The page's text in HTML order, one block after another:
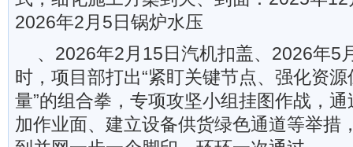
2026年2月5日锅炉水压
、2026年2月15日汽机扣盖、2026年5
时，项目部打出“紧盯关键节点、强化资
量”的组合拳，专项攻坚小组挂图作战，
加作业面、建立设备供货绿色通道等举措